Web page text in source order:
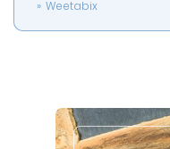
Weetabix